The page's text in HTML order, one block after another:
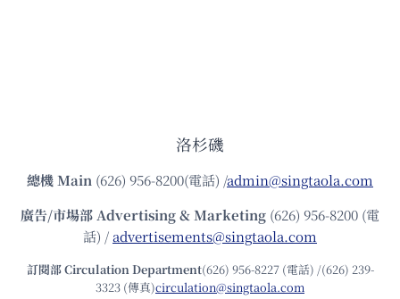
洛杉磯
總機Main (626) 956-8200(電話) /admin@singtaola.com
廣告/市場部Advertising & Marketing (626) 956-8200 (電
話) /advertisements@singtaola.com
訂閱部 Circulation Department(626) 956-8227 (電話) /(626) 239-
3323 (傳真)circulation@singtaola.com